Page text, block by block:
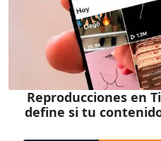
Reproducciones en
define si tu